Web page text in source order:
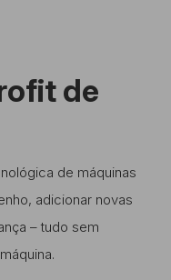
de
de máquinas
adicionar novas
– tudo sem